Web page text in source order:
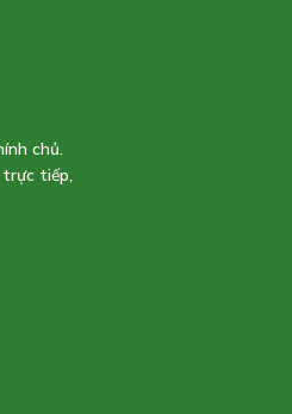
chủ.
tiếp,